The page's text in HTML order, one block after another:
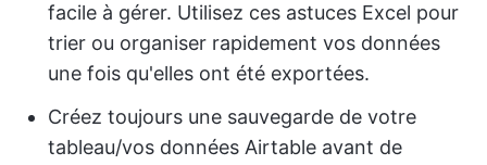
facile à gérer. Utilisez ces astuces Excel pour
trier ou organiser rapidement vos données
une fois qu'elles ont été exportées.
Créez toujours une sauvegarde de votre
tableau/vos données Airtable avant de